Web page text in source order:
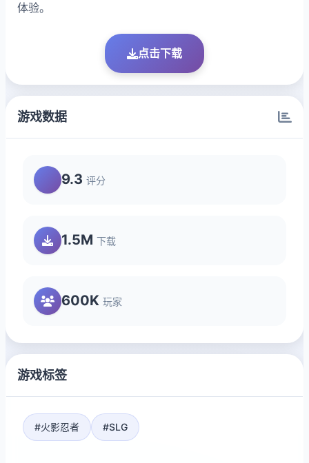
体验。
点击下载
游戏数据
9.3 评分
1.5M 下载
600K 玩家
游戏标签
#火影忍者 #SLG